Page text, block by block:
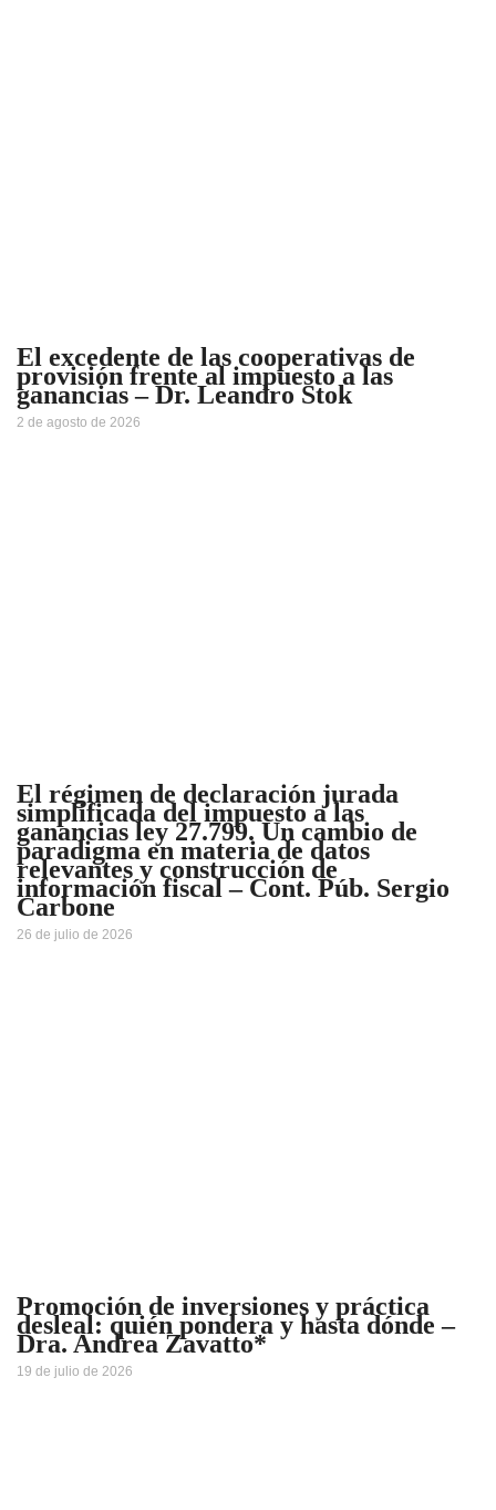
El excedente de las cooperativas de
provisión frente al impuesto a las
ganancias – Dr. Leandro Stok
2 de agosto de 2026
El régimen de declaración jurada
simplificada del impuesto a las
ganancias ley 27.799. Un cambio de
paradigma en materia de datos
relevantes y construcción de
información fiscal – Cont. Púb. Sergio
Carbone
26 de julio de 2026
Promoción de inversiones y práctica
desleal: quién pondera y hasta dónde –
Dra. Andrea Zavatto*
19 de julio de 2026